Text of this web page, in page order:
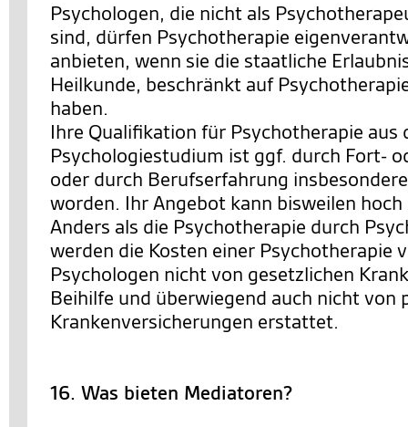
Psychologen, die nicht als
sind, dürfen Psychotherapie
anbieten, wenn sie die staatliche
Heilkunde, beschränkt auf
haben.
Ihre Qualifikation für Psychotherapie aus
Psychologiestudium ist ggf. durch Fort-
oder durch Berufserfahrung
worden. Ihr Angebot kann bisweilen
Anders als die Psychotherapie durch
werden die Kosten einer Psychotherapie
Psychologen nicht von gesetzlichen
Beihilfe und überwiegend auch nicht von
Krankenversicherungen erstattet.
16. Was bieten Mediatoren?